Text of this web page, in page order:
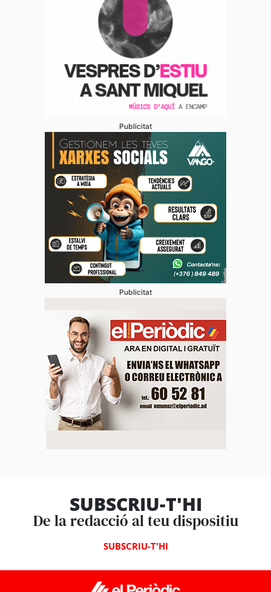
Publicitat
Publicitat
SUBSCRIU-T'HI
De la redacció al teu dispositiu
SUBSCRIU-T'HI